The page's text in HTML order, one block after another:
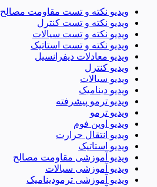
ویدیو نکته و تست مقاومت مصالح
ویدیو نکته و تست کنترل
ویدیو نکته و تست سیالات
ویدیو نکته و تست استاتیک
ویدیو معادلات دیفرانسیل
ویدیو کنترل
ویدیو سیالات
ویدیو دینامیک
ویدیو ترمو پیشرفته
ویدیو ترمو
ویدیو اوپن فوم
ویدیو انتقال حرارت
ویدیو استاتیک
ویدیو آموزشی مقاومت مصالح
ویدیو آموزشی سیالات
ویدیو آموزشی ترمودینامیک